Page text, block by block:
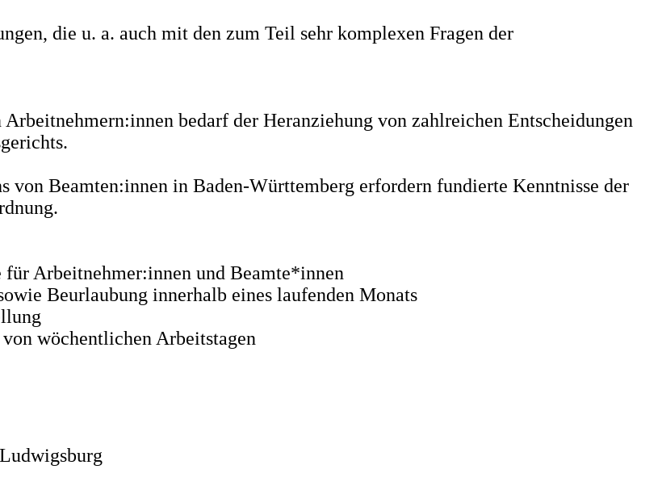
die u. a. auch mit den zum Teil sehr komplexen Fragen der
bedarf der Heranziehung von zahlreichen Entscheidungen
von Beamten:innen in Baden-Württemberg erfordern fundierte Kenntnisse der
für Arbeitnehmer:innen und Beamte*innen
Beurlaubung innerhalb eines laufenden Monats
wöchentlichen Arbeitstagen